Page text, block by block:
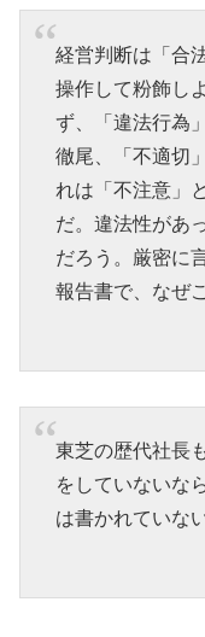
経営判断は「合
操作して粉飾し
ず、「違法行為
徹尾、「不適切
れは「不注意」
だ。違法性があ
だろう。厳密に
報告書で、なぜ
東芝の歴代社長
をしていないな
は書かれていな